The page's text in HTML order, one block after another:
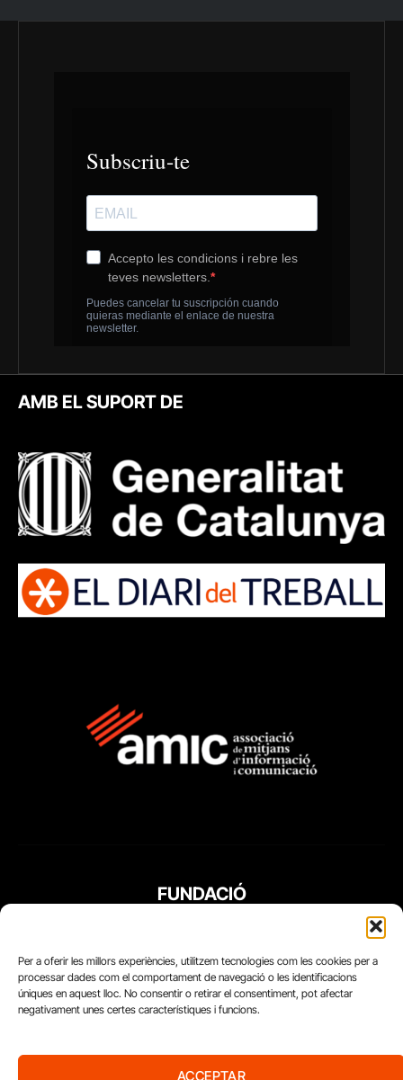
Per a oferir les millors experiències, utilitzem tecnologies com les cookies per a
processar dades com el comportament de navegació o les identificacions
úniques en aquest lloc. No consentir o retirar el consentiment, pot afectar
negativament unes certes característiques i funcions.
ACCEPTAR
AMB EL SUPORT DE
FUNDACIÓ